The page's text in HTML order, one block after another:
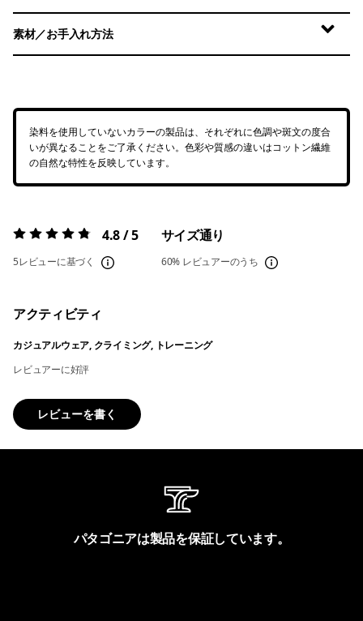
素材／お手入れ方法
染料を使用していないカラーの製品は、それぞれに色調や斑文の度合
いが異なることをご了承ください。色彩や質感の違いはコットン繊維
の自然な特性を反映しています。
評価:4.8 / 5 4.8 / 5
5レビューに基づく
サイズ通り
60% レビュアーのうち
アクティビティ
カジュアルウェア, クライミング, トレーニング
レビュアーに好評
レビューを書く
パタゴニアは製品を保証しています。